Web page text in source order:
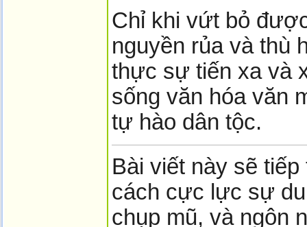
Chỉ khi vứt bỏ
nguyền rủa và thù
thực sự tiến xa và
sống văn hóa văn
tự hào dân tộc.
Bài viết này sẽ
cách cực lực sự
chụp mũ, và ngôn